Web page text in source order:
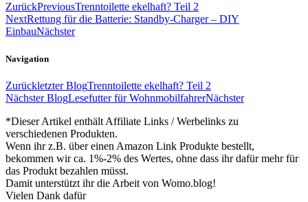
ZurückPreviousTrenntoilette ekelhaft? Teil 2
NextRettung für die Batterie: Standby-Charger – DIY
EinbauNächster
Navigation
Zurückletzter BlogTrenntoilette ekelhaft? Teil 2
Nächster BlogLesefutter für WohnmobilfahrerNächster
*Dieser Artikel enthält Affiliate Links / Werbelinks zu
verschiedenen Produkten.
Wenn ihr z.B. über einen Amazon Link Produkte bestellt,
bekommen wir ca. 1%-2% des Wertes, ohne dass ihr dafür mehr für
das Produkt bezahlen müsst.
Damit unterstützt ihr die Arbeit von Womo.blog!
Vielen Dank dafür